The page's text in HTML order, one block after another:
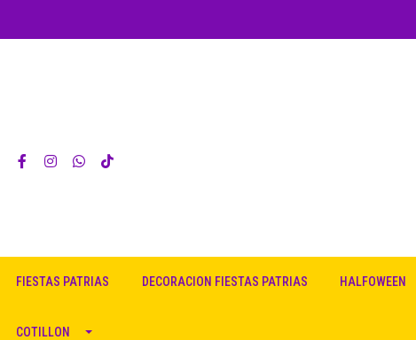
FIESTAS PATRIAS DECORACION FIESTAS PATRIAS HALFOWEEN
COTILLON